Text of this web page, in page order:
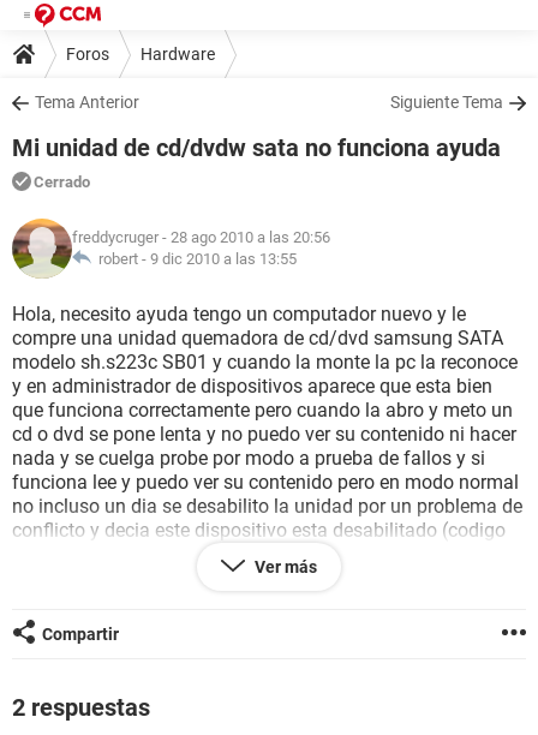
Foros Hardware
Tema Anterior Siguiente Tema
Mi unidad de cd/dvdw sata no funciona ayuda
Cerrado
freddycruger - 28 ago 2010 a las 20:56
robert - 9 dic 2010 a las 13:55
Hola, necesito ayuda tengo un computador nuevo y le
compre una unidad quemadora de cd/dvd samsung SATA
modelo sh.s223c SB01 y cuando la monte la pc la reconoce
y en administrador de dispositivos aparece que esta bien
que funciona correctamente pero cuando la abro y meto un
cd o dvd se pone lenta y no puedo ver su contenido ni hacer
nada y se cuelga probe por modo a prueba de fallos y si
funciona lee y puedo ver su contenido pero en modo normal
no incluso un dia se desabilito la unidad por un problema de
conflicto y decia este dispositivo esta desabilitado (codigo
22) le instale un nuevo firmare correspondiente al modelo y
nada sigue en problemale di a instalar de nuevo el
la unidad a la garantia y alla les funciono bien la coloque de
nuevo y sigue el problema necesito ayuda por favor es una
y la tarjeta madre tiene 4 puertos SATA en uno tengo el disco
duro y en otro la unidad alguien que me pueda ayudar por
Ver más
Compartir
2 respuestas